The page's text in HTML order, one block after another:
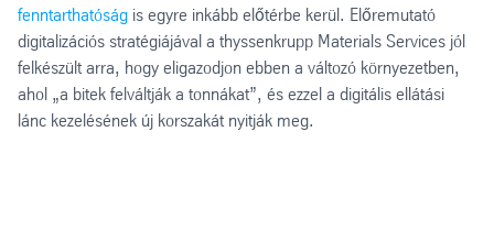
fenntarthatóság is egyre inkább előtérbe kerül. Előremutató
digitalizációs stratégiájával a thyssenkrupp Materials Services jól
felkészült arra, hogy eligazodjon ebben a változó környezetben,
ahol „a bitek felváltják a tonnákat”, és ezzel a digitális ellátási
lánc kezelésének új korszakát nyitják meg.